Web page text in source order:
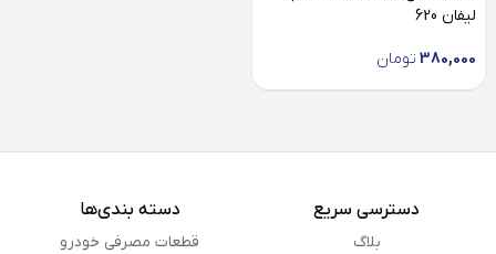
لیفان 620
380,000 تومان
دسترسی سریع
بلاگ
دسته بندی‌ها
قطعات مصرفی خودرو